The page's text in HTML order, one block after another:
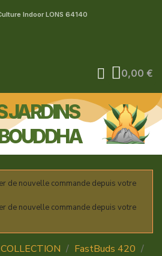
Indoor LONS 64140
0,00 €
JARDINS
de nouvelle commande depuis votre
de nouvelle commande depuis votre
FastBuds 420